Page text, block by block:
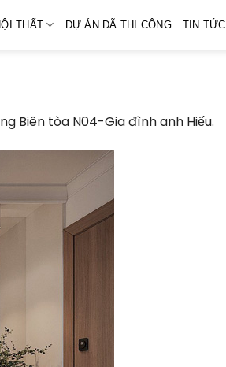
THẤT DỰ ÁN ĐÃ THI CÔNG TIN TỨC
Biên tòa N04-Gia đình anh Hiếu.